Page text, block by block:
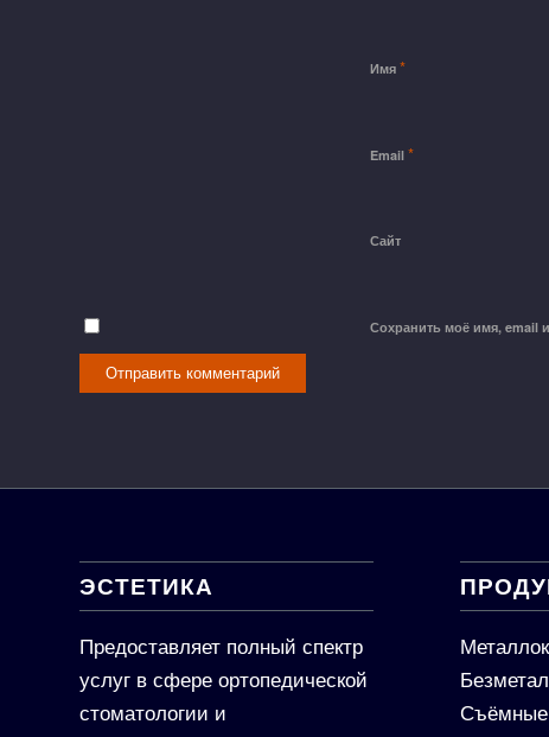
Имя *
Email *
Сайт
Сохранить моё имя, email
ЭСТЕТИКА
Предоставляет полный спектр
услуг в сфере ортопедической
стоматологии и
Съёмные